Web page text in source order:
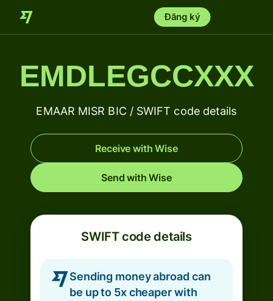
Đăng ký
EMDLEGCCXXX
EMAAR MISR BIC / SWIFT code details
Receive with Wise
Send with Wise
SWIFT code details
Sending money abroad can
be up to 5x cheaper with